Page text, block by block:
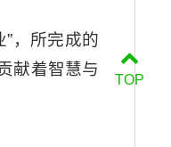
，所完成的
献着智慧与
TOP